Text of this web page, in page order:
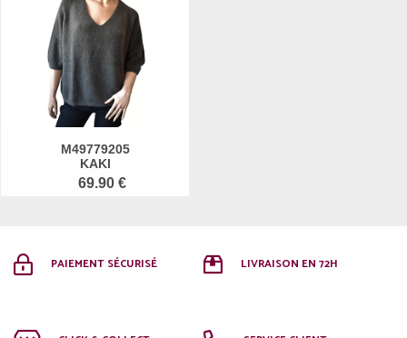
M49779205
KAKI
69.90 €
PAIEMENT SÉCURISÉ LIVRAISON EN 72H